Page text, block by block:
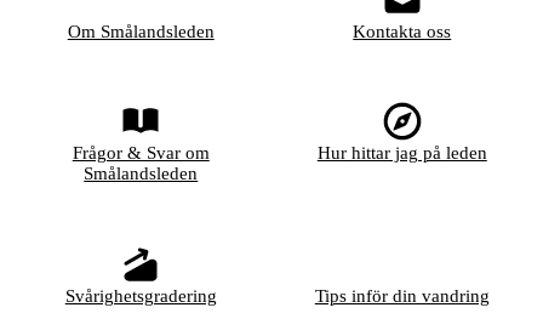
Om Smålandsleden Kontakta oss
Frågor & Svar om
Smålandsleden
Hur hittar jag på leden
Svårighetsgradering Tips inför din vandring